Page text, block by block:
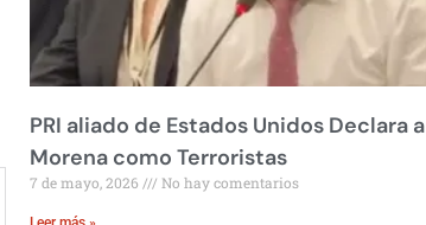
PRI aliado de Estados Unidos Declara a
Morena como Terroristas
7 de mayo, 2026 No hay comentarios